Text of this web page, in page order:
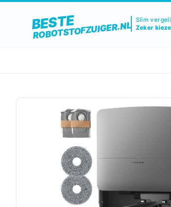
BESTE
ROBOTSTOFZUIGER.NL
Slim
Zeker